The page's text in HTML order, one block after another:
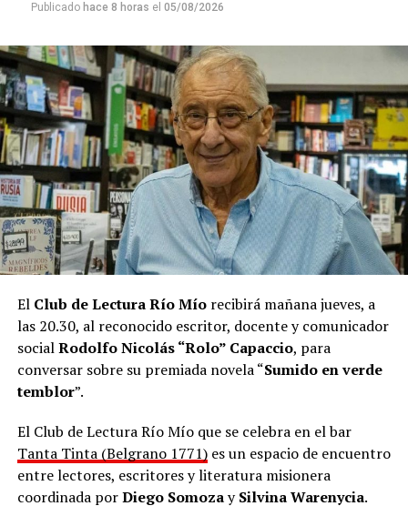
Publicado hace 8 horas el 05/08/2026
El Club de Lectura Río Míorecibirá mañana jueves, a
las 20.30, al reconocido escritor, docente y comunicador
socialRodolfo Nicolás “Rolo” Capaccio, para
conversar sobre su premiada novela “Sumido en verde
temblor”.
El Club de Lectura Río Mío que se celebra en el bar
Tanta Tinta (Belgrano 1771)es un espacio de encuentro
entre lectores, escritores y literatura misionera
coordinada porDiego SomozaySilvina Warenycia.